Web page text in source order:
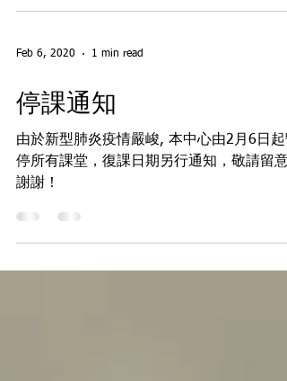
Feb 6, 2020 1 min read
停課通知
由於新型肺炎疫情嚴峻, 本中心由2月6日起
停所有課堂，復課日期另行通知，敬請留意
謝謝！